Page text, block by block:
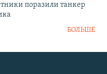
поразили танкер
БОЛЬШЕ